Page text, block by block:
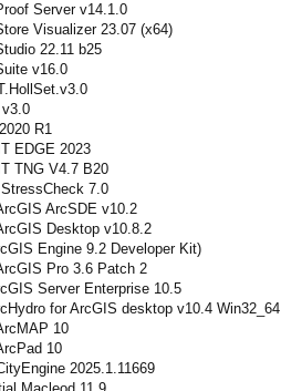
Server v14.1.0
Visualizer 23.07 (x64)
22.11 b25
v16.0
R1
EDGE 2023
TNG V4.7 B20
7.0
ArcSDE v10.2
Desktop v10.8.2
Engine 9.2 Developer Kit)
Pro 3.6 Patch 2
Server Enterprise 10.5
for ArcGIS desktop v10.4 Win32_64
10
10
2025.1.11669